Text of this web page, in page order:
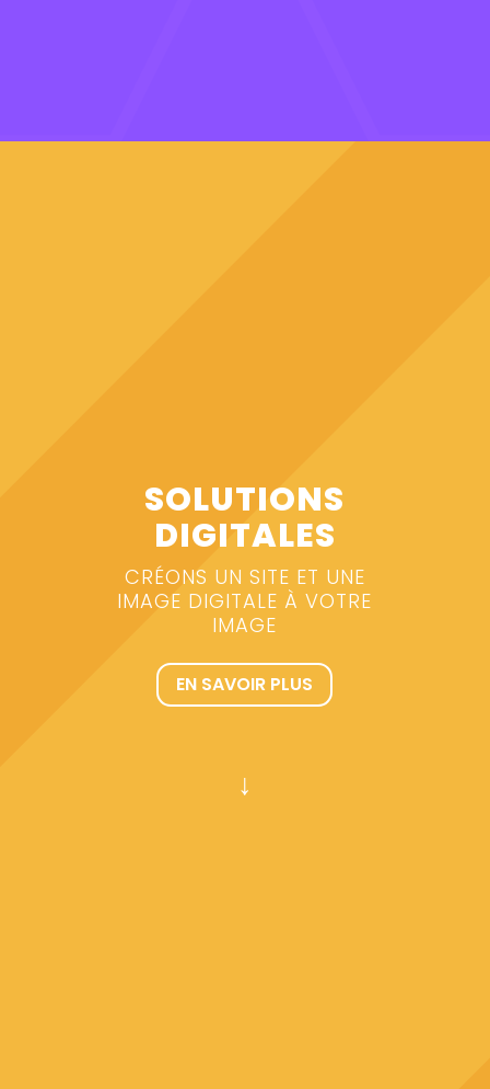
SOLUTIONS
DIGITALES
CRÉONS UN SITE ET UNE
IMAGE DIGITALE À VOTRE
IMAGE
EN SAVOIR PLUS
↓